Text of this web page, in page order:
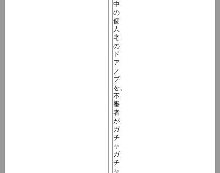
中
の
個
人
宅
の
ド
ア
ノ
ブ
を、
不
審
者
が
ガ
チ
ャ
ガ
チ
ャ